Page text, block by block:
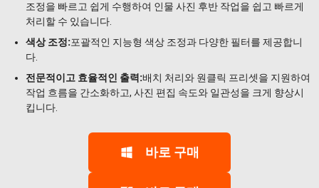
ReiBoot
for iOS
for
iOS
조정을 빠르고 쉽게 수행하여 인물 사진 후반 작업을 쉽고 빠르게
처리할 수 있습니다.
색상 조정:포괄적인 지능형 색상 조정과 다양한 필터를 제공합니
다.
전문적이고 효율적인 출력:배치 처리와 원클릭 프리셋을 지원하여
작업 흐름을 간소화하고, 사진 편집 속도와 일관성을 크게 향상시
킵니다.
바로 구매